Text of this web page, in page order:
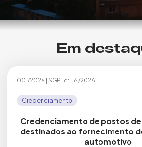
Em
001/2026 SGP-e: 116/2026
Credenciamento
Credenciamento de postos
destinados ao fornecimento
automotivo